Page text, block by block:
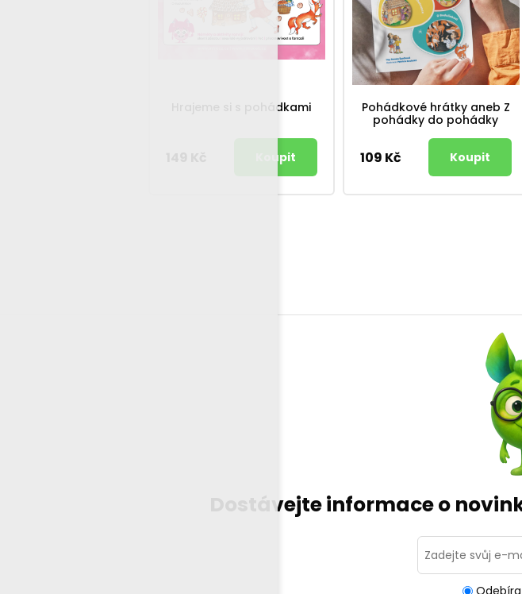
Hrajeme si s pohádkami
Pohádkové hrátky aneb Z
pohádky do pohádky
109 Kč
Dostávejte informace o